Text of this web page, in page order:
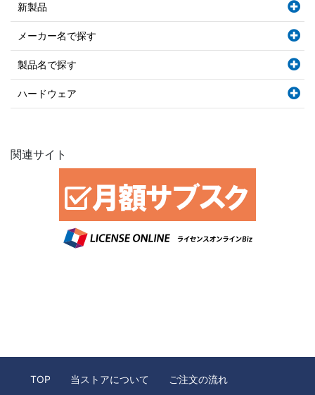
新製品
メーカー名で探す
製品名で探す
ハードウェア
関連サイト
TOP 当ストアについて ご注文の流れ